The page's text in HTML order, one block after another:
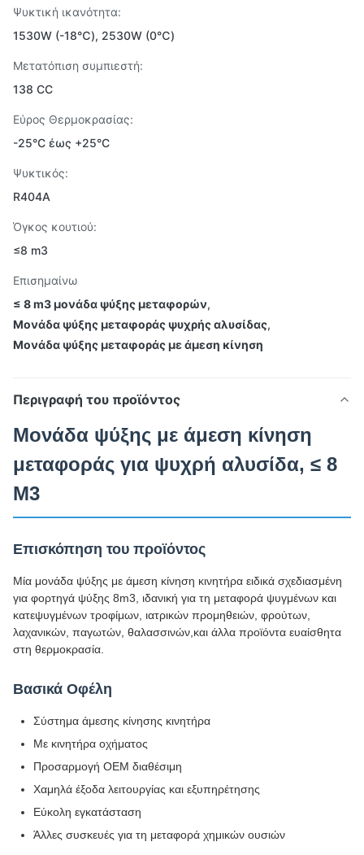
Ψυκτική ικανότητα:
1530W (-18℃), 2530W (0℃)
Μετατόπιση συμπιεστή:
138 CC
Εύρος Θερμοκρασίας:
-25°C έως +25°C
Ψυκτικός:
R404A
Όγκος κουτιού:
≤8 m3
Επισημαίνω
≤ 8 m3 μονάδα ψύξης μεταφορών,
Μονάδα ψύξης μεταφοράς ψυχρής αλυσίδας,
Μονάδα ψύξης μεταφοράς με άμεση κίνηση
Περιγραφή του προϊόντος
Μονάδα ψύξης με άμεση κίνηση
μεταφοράς για ψυχρή αλυσίδα, ≤ 8
M3
Επισκόπηση του προϊόντος
Μία μονάδα ψύξης με άμεση κίνηση κινητήρα ειδικά σχεδιασμένη
για φορτηγά ψύξης 8m3, ιδανική για τη μεταφορά ψυγμένων και
κατεψυγμένων τροφίμων, ιατρικών προμηθειών, φρούτων,
λαχανικών, παγωτών, θαλασσινών,και άλλα προϊόντα ευαίσθητα
στη θερμοκρασία.
Βασικά Οφέλη
Σύστημα άμεσης κίνησης κινητήρα
Με κινητήρα οχήματος
Προσαρμογή OEM διαθέσιμη
Χαμηλά έξοδα λειτουργίας και εξυπηρέτησης
Εύκολη εγκατάσταση
Άλλες συσκευές για τη μεταφορά χημικών ουσιών